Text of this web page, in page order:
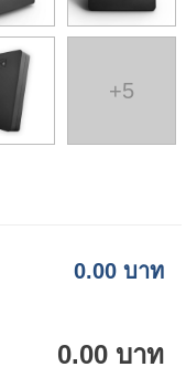
+5
0.00 บาท
0.00 บาท